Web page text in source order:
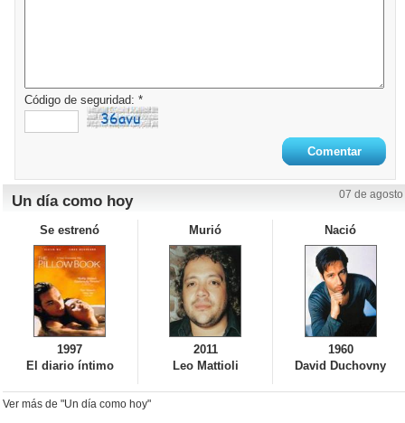
Código de seguridad: *
Un día como hoy 07 de agosto
Se estrenó
1997
El diario íntimo
Murió
2011
Leo Mattioli
Nació
1960
David Duchovny
Ver más de "Un día como hoy"